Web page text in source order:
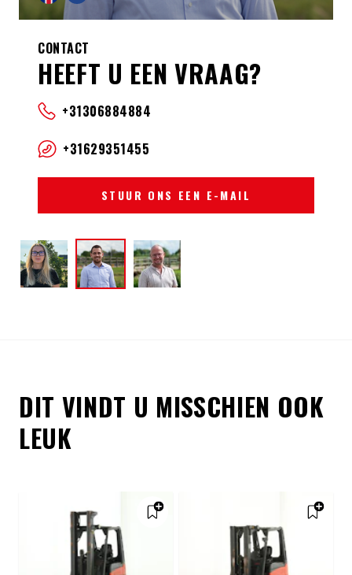
CONTACT
HEEFT U EEN VRAAG?
+31306884884
+31629351455
STUUR ONS EEN E-MAIL
DIT VINDT U MISSCHIEN OOK
LEUK